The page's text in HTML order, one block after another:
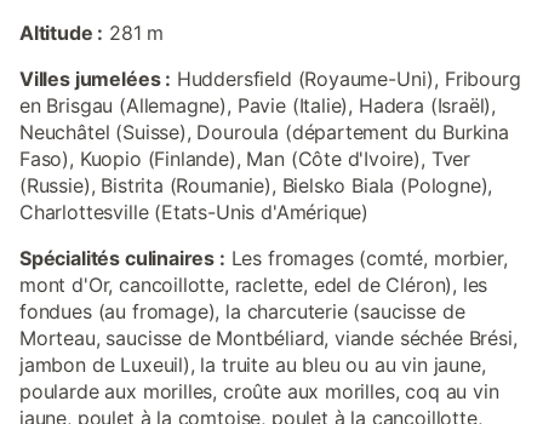
Altitude : 281 m
Villes jumelées : Huddersfield (Royaume-Uni), Fribourg
en Brisgau (Allemagne), Pavie (Italie), Hadera (Israël),
Neuchâtel (Suisse), Douroula (département du Burkina
Faso), Kuopio (Finlande), Man (Côte d'Ivoire), Tver
(Russie), Bistrita (Roumanie), Bielsko Biala (Pologne),
Charlottesville (Etats-Unis d'Amérique)
Spécialités culinaires : Les fromages (comté, morbier,
mont d'Or, cancoillotte, raclette, edel de Cléron), les
fondues (au fromage), la charcuterie (saucisse de
Morteau, saucisse de Montbéliard, viande séchée Brési,
jambon de Luxeuil), la truite au bleu ou au vin jaune,
poularde aux morilles, croûte aux morilles, coq au vin
jaune, poulet à la comtoise, poulet à la cancoillotte,